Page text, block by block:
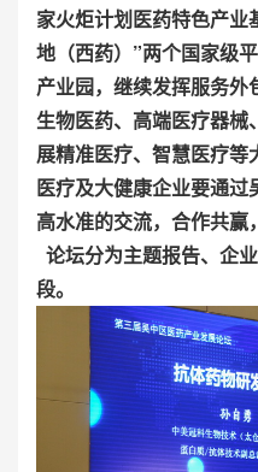
家火炬计划医药特色产业
地（西药）”两个国家级
产业园，继续发挥服务
生物医药、高端医疗器
展精准医疗、智慧医疗
医疗及大健康企业要通
高水准的交流，合作共赢
论坛分为主题报告、企
段。